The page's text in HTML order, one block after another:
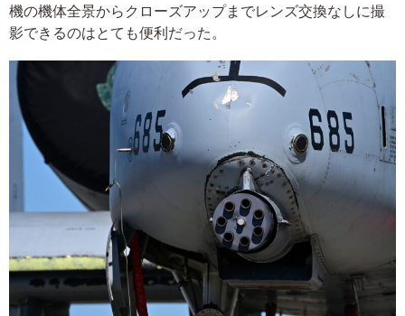
機の機体全景からクローズアップまでレンズ交換なしに撮
影できるのはとても便利だった。